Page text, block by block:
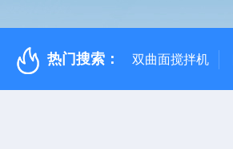
热门搜索： 双曲面搅拌机